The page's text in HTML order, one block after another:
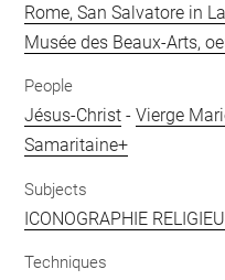
Rome, San Salvatore in
Musée des Beaux-Arts,
People
Jésus-Christ -Vierge
Samaritaine+
Subjects
ICONOGRAPHIE
Techniques